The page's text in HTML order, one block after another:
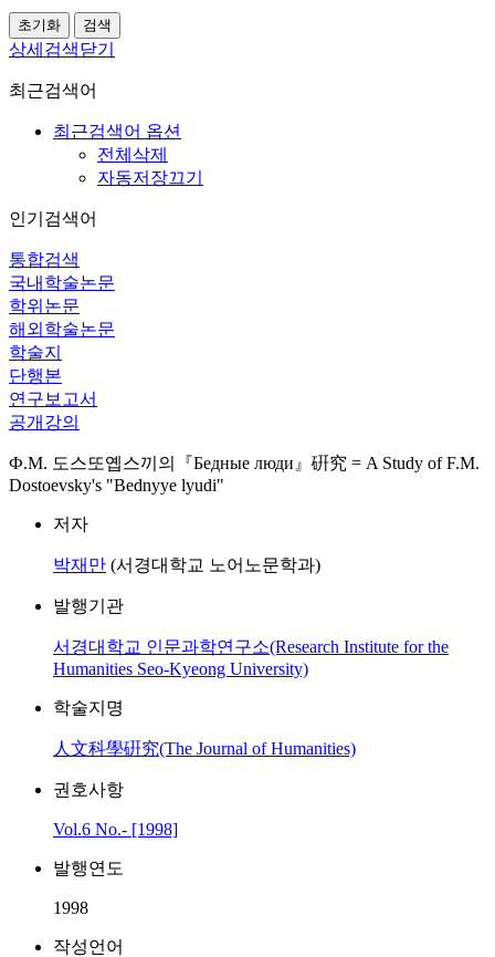
상세검색닫기
최근검색어
최근검색어 옵션
전체삭제
자동저장끄기
인기검색어
통합검색
국내학술논문
학위논문
해외학술논문
학술지
단행본
연구보고서
공개강의
Ф.М. 도스또옙스끼의『Бедные люди』硏究 = A Study of F.M.
Dostoevsky's "Bednyye lyudi"
저자
박재만 (서경대학교 노어노문학과)
발행기관
서경대학교 인문과학연구소(Research Institute for the
Humanities Seo-Kyeong University)
학술지명
人文科學硏究(The Journal of Humanities)
권호사항
Vol.6 No.- [1998]
발행연도
1998
작성언어